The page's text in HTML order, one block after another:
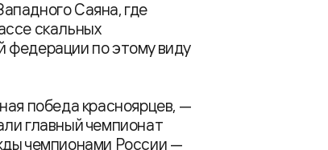
Саяна, где
скальных
федерации по этому виду
победа красноярцев, —
главный чемпионат
чемпионами России —